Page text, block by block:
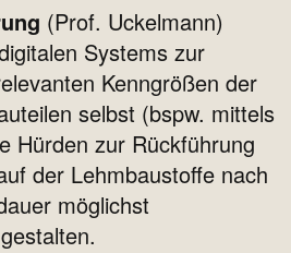
(Prof. Uckelmann)
Systems zur
Kenngrößen der
selbst (bspw. mittels
Hürden zur Rückführung
der Lehmbaustoffe nach
möglichst